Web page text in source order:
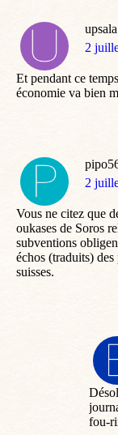
upsala
dit
2
Et pendant ce
économie va bien
dit
2
Vous ne citez que
oukases de Soros
subventions
échos (traduits) des
suisses.
fou-